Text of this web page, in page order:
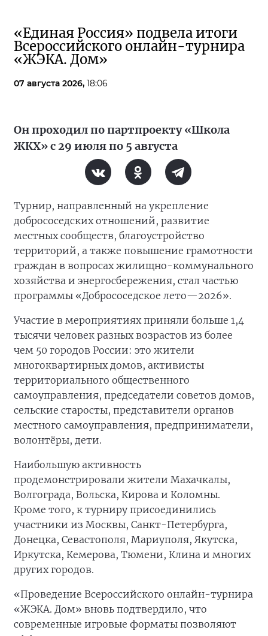
«Единая Россия» подвела итоги
Всероссийского онлайн-турнира
«ЖЭКА. Дом»
07 августа 2026, 18:06
Он проходил по партпроекту «Школа
ЖКХ» с 29 июля по 5 августа
Турнир, направленный на укрепление
добрососедских отношений, развитие
местных сообществ, благоустройство
территорий, а также повышение грамотности
граждан в вопросах жилищно-коммунального
хозяйства и энергосбережения, стал частью
программы «Добрососедское лето—2026».
Участие в мероприятиях приняли больше 1,4
тысячи человек разных возрастов из более
чем 50 городов России: это жители
многоквартирных домов, активисты
территориального общественного
самоуправления, председатели советов домов,
сельские старосты, представители органов
местного самоуправления, предприниматели,
волонтёры, дети.
Наибольшую активность
продемонстрировали жители Махачкалы,
Волгограда, Вольска, Кирова и Коломны.
Кроме того, к турниру присоединились
участники из Москвы, Санкт-Петербурга,
Донецка, Севастополя, Мариуполя, Якутска,
Иркутска, Кемерова, Тюмени, Клина и многих
других городов.
«Проведение Всероссийского онлайн-турнира
«ЖЭКА. Дом» вновь подтвердило, что
современные игровые форматы позволяют